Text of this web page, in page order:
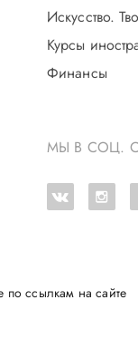
Искусство.
Курсы
Финансы
МЫ В СОЦ.
ссылкам на сайте